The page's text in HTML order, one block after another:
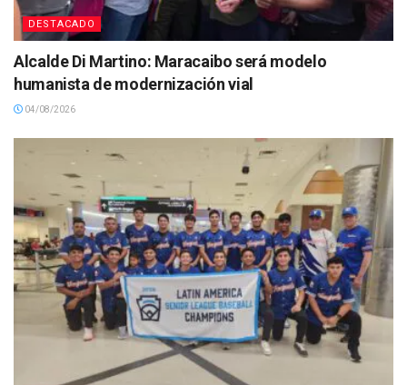
DESTACADO
Alcalde Di Martino: Maracaibo será modelo
humanista de modernización vial
04/08/2026